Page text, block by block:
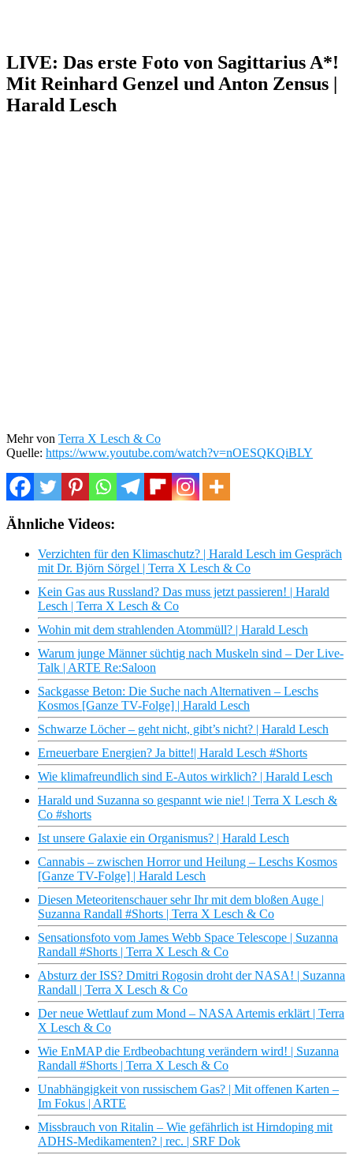
LIVE: Das erste Foto von Sagittarius A*!
Mit Reinhard Genzel und Anton Zensus |
Harald Lesch
Mehr von Terra X Lesch & Co
Quelle: https://www.youtube.com/watch?v=nOESQKQiBLY
Ähnliche Videos:
Verzichten für den Klimaschutz? | Harald Lesch im Gespräch
mit Dr. Björn Sörgel | Terra X Lesch & Co
Kein Gas aus Russland? Das muss jetzt passieren! | Harald
Lesch | Terra X Lesch & Co
Wohin mit dem strahlenden Atommüll? | Harald Lesch
Warum junge Männer süchtig nach Muskeln sind – Der Live-
Talk | ARTE Re:Saloon
Sackgasse Beton: Die Suche nach Alternativen – Leschs
Kosmos [Ganze TV-Folge] | Harald Lesch
Schwarze Löcher – geht nicht, gibt’s nicht? | Harald Lesch
Erneuerbare Energien? Ja bitte!| Harald Lesch #Shorts
Wie klimafreundlich sind E-Autos wirklich? | Harald Lesch
Harald und Suzanna so gespannt wie nie! | Terra X Lesch &
Co #shorts
Ist unsere Galaxie ein Organismus? | Harald Lesch
Cannabis – zwischen Horror und Heilung – Leschs Kosmos
[Ganze TV-Folge] | Harald Lesch
Diesen Meteoritenschauer sehr Ihr mit dem bloßen Auge |
Suzanna Randall #Shorts | Terra X Lesch & Co
Sensationsfoto vom James Webb Space Telescope | Suzanna
Randall #Shorts | Terra X Lesch & Co
Absturz der ISS? Dmitri Rogosin droht der NASA! | Suzanna
Randall | Terra X Lesch & Co
Der neue Wettlauf zum Mond – NASA Artemis erklärt | Terra
X Lesch & Co
Wie EnMAP die Erdbeobachtung verändern wird! | Suzanna
Randall #Shorts | Terra X Lesch & Co
Unabhängigkeit von russischem Gas? | Mit offenen Karten –
Im Fokus | ARTE
Missbrauch von Ritalin – Wie gefährlich ist Hirndoping mit
ADHS-Medikamenten? | rec. | SRF Dok